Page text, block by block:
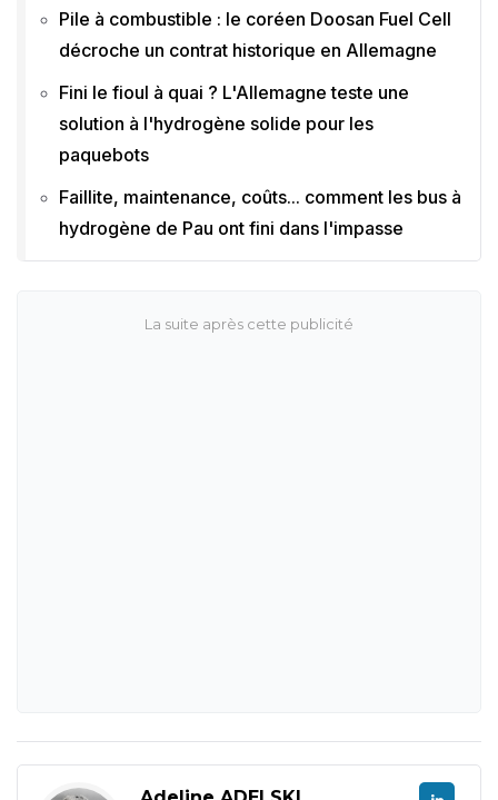
Pile à combustible : le coréen Doosan Fuel Cell
décroche un contrat historique en Allemagne
Fini le fioul à quai ? L'Allemagne teste une
solution à l'hydrogène solide pour les
paquebots
Faillite, maintenance, coûts... comment les bus à
hydrogène de Pau ont fini dans l'impasse